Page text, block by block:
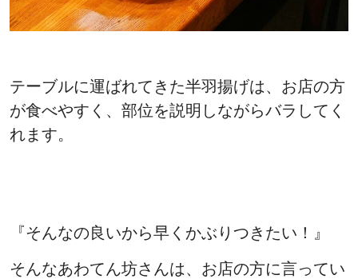
テーブルに運ばれてきた半羽揚げは、お店の方
が食べやすく、部位を説明しながらバラしてく
れます。
『そんなの良いから早くかぶりつきたい！』
そんなあわてん坊さんは、お店の方に言ってい